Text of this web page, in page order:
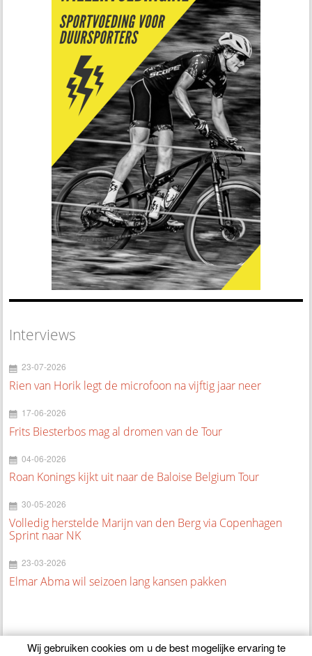
Interviews
23-07-2026
Rien van Horik legt de microfoon na vijftig jaar neer
17-06-2026
Frits Biesterbos mag al dromen van de Tour
04-06-2026
Roan Konings kijkt uit naar de Baloise Belgium Tour
30-05-2026
Volledig herstelde Marijn van den Berg via Copenhagen
Sprint naar NK
23-03-2026
Elmar Abma wil seizoen lang kansen pakken
Wij gebruiken cookies om u de best mogelijke ervaring te